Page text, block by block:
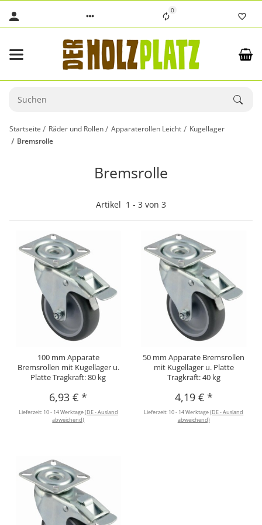
0
Startseite Räder und Rollen Apparaterollen Leicht
Kugellager
Bremsrolle
Bremsrolle
Artikel 1 - 3 von 3
100 mm Apparate
Bremsrollen mit Kugellager u.
Platte Tragkraft: 80 kg
6,93 €*
Lieferzeit: 10 - 14 Werktage(DE - Ausland
abweichend)
50 mm Apparate Bremsrollen
mit Kugellager u. Platte
Tragkraft: 40 kg
4,19 € *
Lieferzeit: 10 - 14 Werktage(DE - Ausland
abweichend)